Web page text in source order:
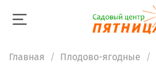
Главная Плодово-ягодные